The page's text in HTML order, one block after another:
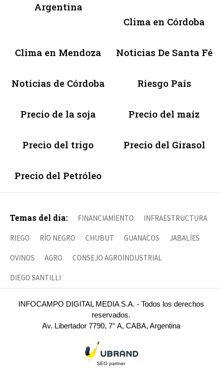
Argentina
Clima en Córdoba
Clima en Mendoza Noticias De Santa Fé
Noticias de Córdoba Riesgo País
Precio de la soja Precio del maíz
Precio del trigo Precio del Girasol
Precio del Petróleo
Temas del día: FINANCIAMIENTO INFRAESTRUCTURA
RIEGO RÍO NEGRO CHUBUT GUANACOS JABALÍES
OVINOS AGRO CONSEJO AGROINDUSTRIAL
DIEGO SANTILLI
INFOCAMPO DIGITAL MEDIA S.A. - Todos los derechos
reservados.
Av. Libertador 7790, 7° A, CABA, Argentina
SEO partner